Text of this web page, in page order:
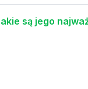
są jego